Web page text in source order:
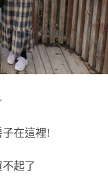
在這裡!
起了